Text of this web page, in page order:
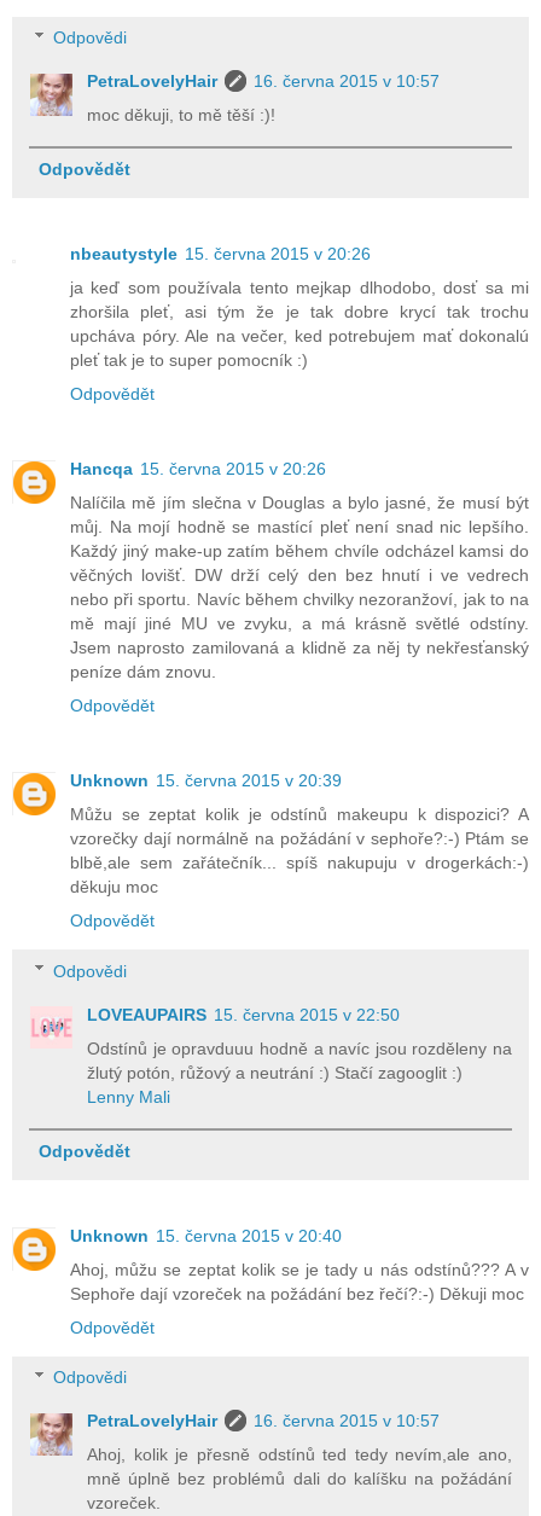
Odpovědi
PetraLovelyHair
16. června 2015 v 10:57
moc děkuji, to mě těší :)!
Odpovědět
nbeautystyle 15. června 2015 v 20:26
ja keď som používala tento mejkap dlhodobo, dosť sa mi
zhoršila pleť, asi tým že je tak dobre krycí tak trochu
upcháva póry. Ale na večer, ked potrebujem mať dokonalú
pleť tak je to super pomocník :)
Odpovědět
Hancqa 15. června 2015 v 20:26
Nalíčila mě jím slečna v Douglas a bylo jasné, že musí být
můj. Na mojí hodně se mastící pleť není snad nic lepšího.
Každý jiný make-up zatím během chvíle odcházel kamsi do
věčných lovišť. DW drží celý den bez hnutí i ve vedrech
nebo při sportu. Navíc během chvilky nezoranžoví, jak to na
mě mají jiné MU ve zvyku, a má krásně světlé odstíny.
Jsem naprosto zamilovaná a klidně za něj ty nekřesťanský
peníze dám znovu.
Odpovědět
Unknown 15. června 2015 v 20:39
Můžu se zeptat kolik je odstínů makeupu k dispozici? A
vzorečky dají normálně na požádání v sephoře?:-) Ptám se
blbě,ale sem zařátečník... spíš nakupuju v drogerkách:-)
děkuju moc
Odpovědět
Odpovědi
LOVEAUPAIRS 15. června 2015 v 22:50
Odstínů je opravduuu hodně a navíc jsou rozděleny na
žlutý potón, růžový a neutrání :) Stačí zagooglit :)
Lenny Mali
Odpovědět
Unknown 15. června 2015 v 20:40
Ahoj, můžu se zeptat kolik se je tady u nás odstínů??? A v
Sephoře dají vzoreček na požádání bez řečí?:-) Děkuji moc
Odpovědět
Odpovědi
PetraLovelyHair
16. června 2015 v 10:57
Ahoj, kolik je přesně odstínů ted tedy nevím,ale ano,
mně úplně bez problémů dali do kalíšku na požádání
vzoreček.